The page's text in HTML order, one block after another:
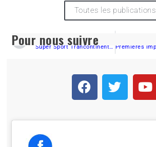
Toutes les publications
PRÉCÉDENT
Pour nous suivre